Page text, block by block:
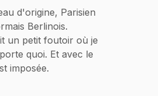
d'origine, Parisien
Berlinois.
un petit foutoir où je
quoi. Et avec le
imposée.